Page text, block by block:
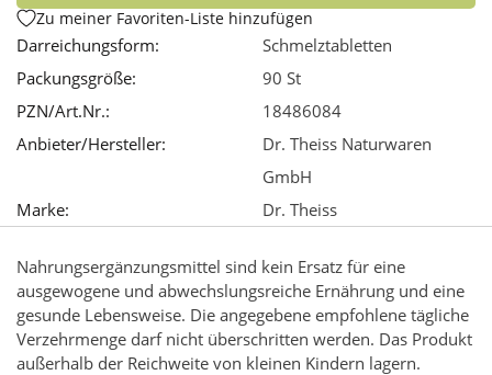
Zu meiner Favoriten-Liste hinzufügen
Darreichungsform:
Schmelztabletten
Packungsgröße:
90 St
PZN/Art.Nr.:
18486084
Anbieter/Hersteller:
Dr. Theiss Naturwaren
GmbH
Marke:
Dr. Theiss
Nahrungsergänzungsmittel sind kein Ersatz für eine
ausgewogene und abwechslungsreiche Ernährung und eine
gesunde Lebensweise. Die angegebene empfohlene tägliche
Verzehrmenge darf nicht überschritten werden. Das Produkt
außerhalb der Reichweite von kleinen Kindern lagern.